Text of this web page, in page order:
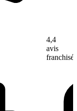
4,4
avis
franchisé